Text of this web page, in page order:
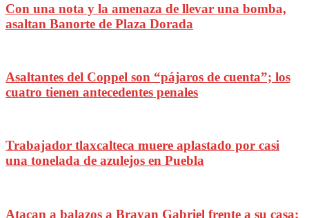
Con una nota y la amenaza de llevar una bomba,
asaltan Banorte de Plaza Dorada
Asaltantes del Coppel son “pájaros de cuenta”; los
cuatro tienen antecedentes penales
Trabajador tlaxcalteca muere aplastado por casi
una tonelada de azulejos en Puebla
Atacan a balazos a Brayan Gabriel frente a su casa;